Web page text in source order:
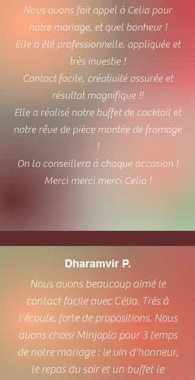
Nous avons fait appel à Celia pour
notre mariage, et quel bonheur !
Elle a été professionnelle, appliquée et
très investie !
Contact facile, créativité assurée et
résultat magnifique !!
Elle a réalisé notre buffet de cocktail et
notre rêve de pièce montée de fromage
!
On la conseillera à chaque occasion !
Merci merci merci Celia !
Dharamvir P.
Nous avons beaucoup aimé le
contact facile avec Célia. Très à
l'écoute, forte de propositions. Nous
avons choisi Minjopla pour 3 temps
de notre mariage : le vin d'honneur,
le repas du soir et un buffet le